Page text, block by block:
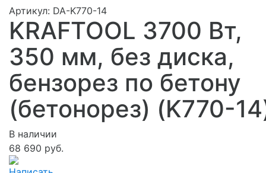
Артикул: DA-K770-14
KRAFTOOL 3700 Вт,
350 мм, без диска,
бензорез по бетону
(бетонорез) (K770-
В наличии
68 690 руб.